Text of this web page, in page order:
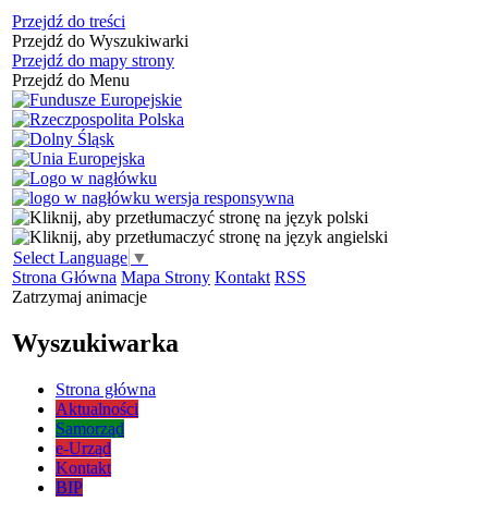
Przejdź do treści
Przejdź do Wyszukiwarki
Przejdź do mapy strony
Przejdź do Menu
Select Language ▼
Strona Główna Mapa Strony Kontakt RSS
Zatrzymaj animacje
Wyszukiwarka
Strona główna
Aktualności
Samorząd
e-Urząd
Kontakt
BIP